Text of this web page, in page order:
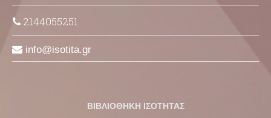
2144055251
info isotita gr
ΒΙΒΛΙΟΘΗΚΗ ΙΣΟΤΗΤΑΣ